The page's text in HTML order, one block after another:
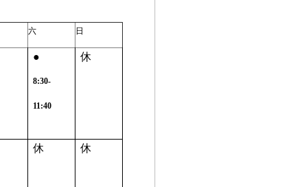
六 日
●
8:30-
11:40
休
休 休